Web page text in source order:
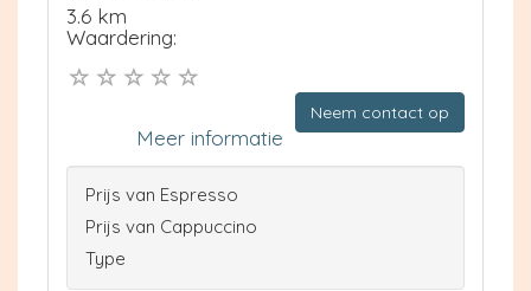
3.6 km
Waardering:
Neem contact op
Meer informatie
Prijs van Espresso
Prijs van Cappuccino
Type